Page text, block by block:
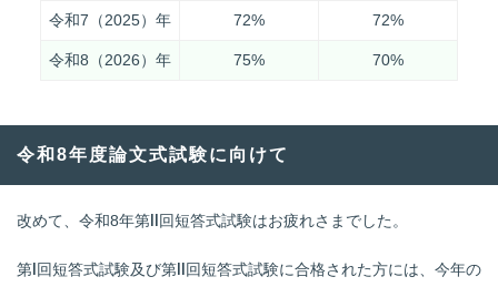
令和7（2025）年 72% 72%
令和8（2026）年 75% 70%
令和8年度論文式試験に向けて
改めて、令和8年第Ⅱ回短答式試験はお疲れさまでした。
第Ⅰ回短答式試験及び第Ⅱ回短答式試験に合格された方には、今年の